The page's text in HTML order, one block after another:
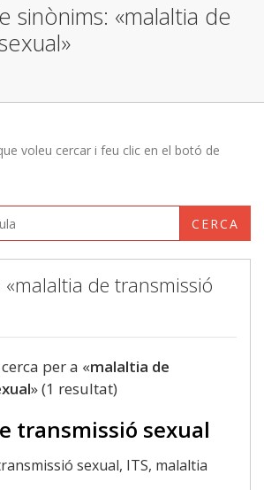
sinònims: «malaltia de
voleu cercar i feu clic en el botó de
CERCA
de transmissió
per a «malaltia de
» (1 resultat)
transmissió sexual
sexual, ITS, malaltia